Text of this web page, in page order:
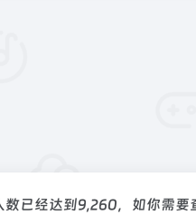
数已经达到9,260，如你需